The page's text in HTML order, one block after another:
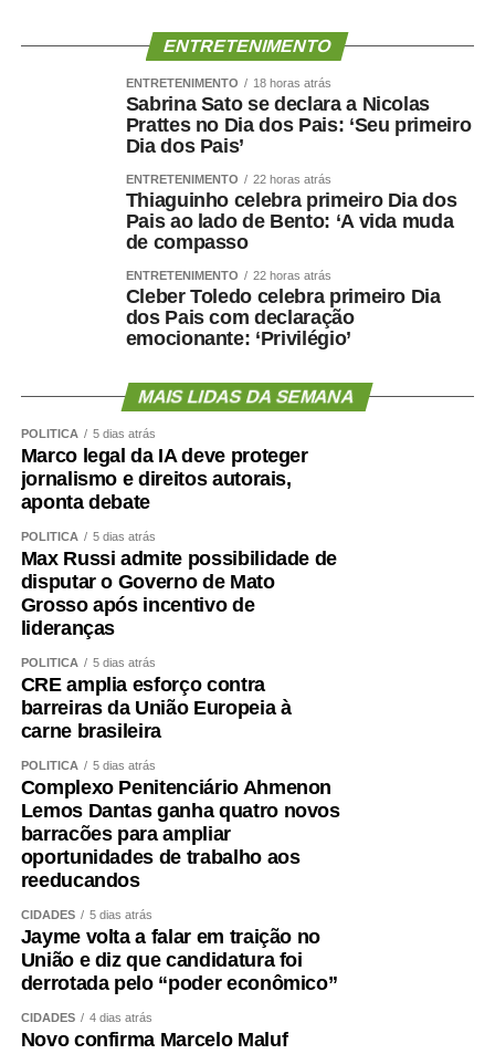
inclui a cidadania digital entre os eixos da Política
as ações previstas, o estímulo à educação midiática no
ambiente de ensino, a orientação das famílias sobre
consumo tecnológico e a ampliação de parcerias entre o
governo e empresas privadas na área digital.
Audiências públicas
Nas comissões, além das reuniões deliberativas, estão
marcadas as seguintes audiências públicas para a
semana se esforço concentrado:
Segunda-feira (10), às 10h: a Subcomissão
Permanente dos Povos Indígenas Yanomami
debaterá a prestação de contas dos recursos
orçamentários discricionários e dos créditos
extraordinários destinados a ações no território
Ianomâmi e dos recursos do Fundo Amazônia para
projetos de proteção de comunidades indígenas.
Terça-feira (11), às 14h: a Comissão de Segurança
Pública (CSP) avalia a implementação do Programa
de Proteção a Vítimas e Testemunhas Ameaçadas
(Provita), examinando os protocolos de inclusão,
acompanhamento, desligamento e reinserção
social das pessoas protegidas.
Humanos (CDH) faz audiência pública para instruir
o instruir o Projeto de Lei (PL)5.115/2025
trata da instalação de centros-dia para pessoas
idosas atendidas pelo Sistema Único de
Assistência Social (Suas).
Quarta-feira (12), às 14h30: a Comissão de
Assuntos Sociais (CAS) faz audiência pública para
lançar pesquisa sobre a relevância e as
contrapartidas do setor filantrópico brasileiro, feita
pela Fundação Instituto de Pesquisas Econômicas
ENTRETENIMENTO
ENTRETENIMENTO 18 horas atrás
Sabrina Sato se declara a Nicolas
Prattes no Dia dos Pais: ‘Seu primeiro
Dia dos Pais’
ENTRETENIMENTO 22 horas atrás
Thiaguinho celebra primeiro Dia dos
Pais ao lado de Bento: ‘A vida muda
de compasso
ENTRETENIMENTO 22 horas atrás
Cleber Toledo celebra primeiro Dia
dos Pais com declaração
emocionante: ‘Privilégio’
MAIS LIDAS DA SEMANA
POLÍTICA 5 dias atrás
Marco legal da IA deve proteger
jornalismo e direitos autorais,
aponta debate
POLÍTICA 5 dias atrás
Max Russi admite possibilidade de
disputar o Governo de Mato
Grosso após incentivo de
lideranças
POLÍTICA 5 dias atrás
CRE amplia esforço contra
barreiras da União Europeia à
carne brasileira
POLÍTICA 5 dias atrás
Complexo Penitenciário Ahmenon
Lemos Dantas ganha quatro novos
barracões para ampliar
oportunidades de trabalho aos
reeducandos
CIDADES 5 dias atrás
Jayme volta a falar em traição no
União e diz que candidatura foi
derrotada pelo “poder econômico”
CIDADES 4 dias atrás
Novo confirma Marcelo Maluf